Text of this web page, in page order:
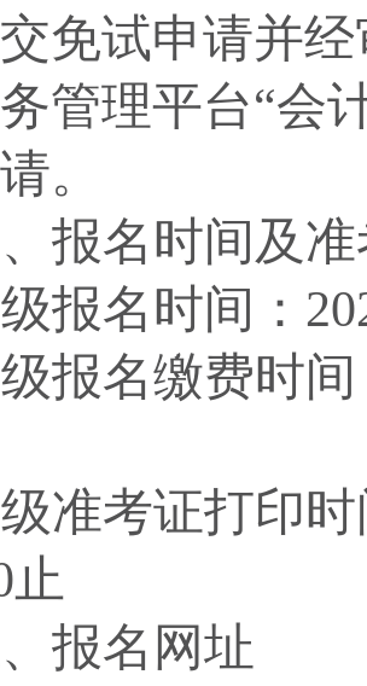
免试申请并
管理平台“会
。
报名时间及
报名时间：
报名缴费时
准考证打印
止
报名网址